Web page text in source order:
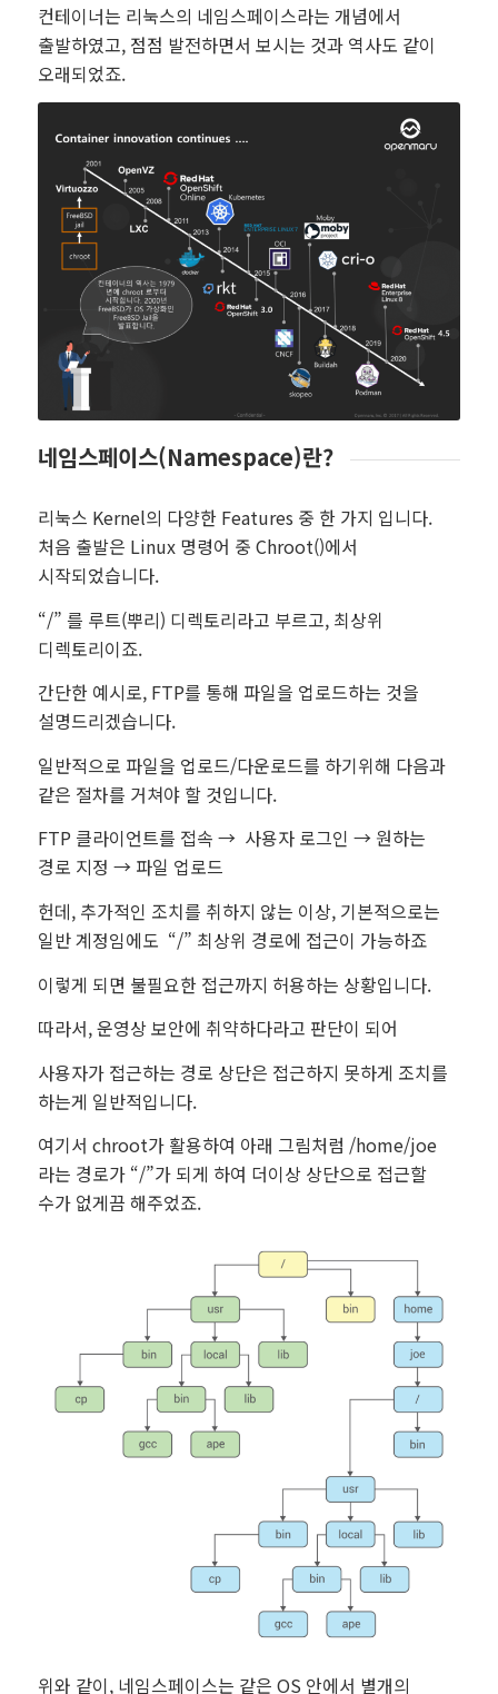
컨테이너는 리눅스의 네임스페이스라는 개념에서
출발하였고, 점점 발전하면서 보시는 것과 역사도 같이
오래되었죠.
네임스페이스(Namespace)란?
리눅스 Kernel의 다양한 Features 중 한 가지 입니다.
처음 출발은 Linux 명령어 중 Chroot()에서
시작되었습니다.
“/” 를 루트(뿌리) 디렉토리라고 부르고, 최상위
디렉토리이죠.
간단한 예시로, FTP를 통해 파일을 업로드하는 것을
설명드리겠습니다.
일반적으로 파일을 업로드/다운로드를 하기위해 다음과
같은 절차를 거쳐야 할 것입니다.
FTP 클라이언트를 접속 → 사용자 로그인 → 원하는
경로 지정 → 파일 업로드
헌데, 추가적인 조치를 취하지 않는 이상, 기본적으로는
일반 계정임에도 “/” 최상위 경로에 접근이 가능하죠
이렇게 되면 불필요한 접근까지 허용하는 상황입니다.
따라서, 운영상 보안에 취약하다라고 판단이 되어
사용자가 접근하는 경로 상단은 접근하지 못하게 조치를
하는게 일반적입니다.
여기서 chroot가 활용하여 아래 그림처럼 /home/joe
라는 경로가 “/”가 되게 하여 더이상 상단으로 접근할
수가 없게끔 해주었죠.
위와 같이, 네임스페이스는 같은 OS 안에서 별개의